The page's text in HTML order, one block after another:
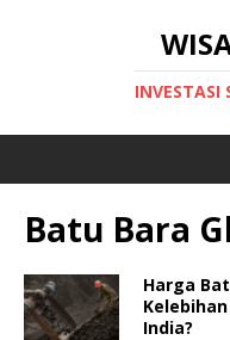
INVESTASI
Batu Bara
Harga
India?